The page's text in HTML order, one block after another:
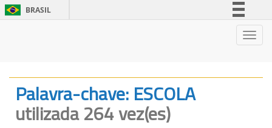
BRASIL
Legislação
Palavra-chave: ESCOLA
utilizada 264 vez(es)